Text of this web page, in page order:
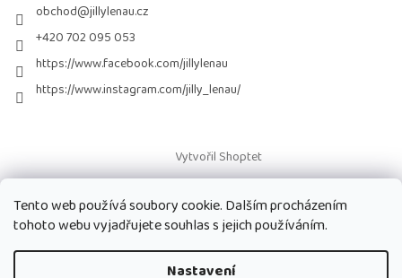
Tento web používá soubory cookie. Dalším procházením
tohoto webu vyjadřujete souhlas s jejich používáním.
Nastavení
obchod@jillylenau.cz
+420 702 095 053
https://www.facebook.com/jillylenau
https://www.instagram.com/jilly_lenau/
Vytvořil Shoptet
Copyright 2026Paruky Jilly Lenau s.r.o.. Všechna práva vyhrazena.